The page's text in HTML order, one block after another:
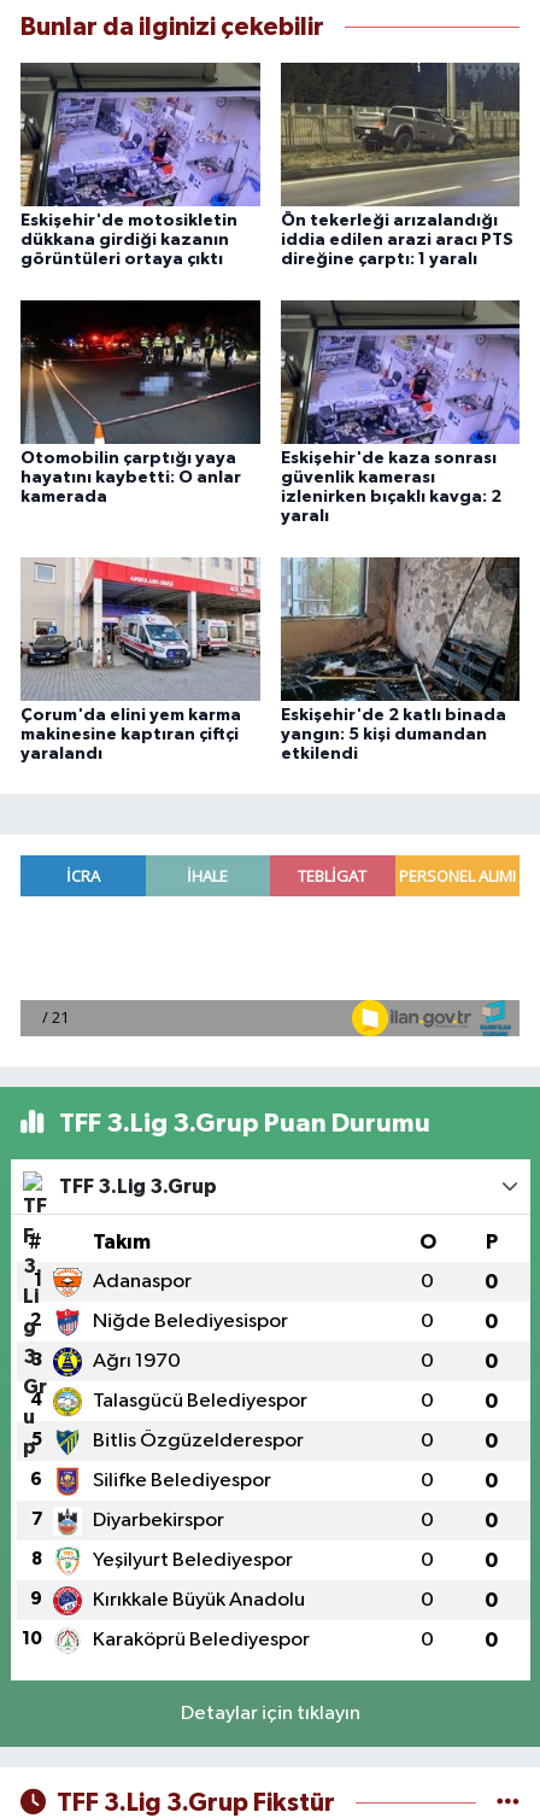
Bunlar da ilginizi çekebilir
Eskişehir'de motosikletin
dükkana girdiği kazanın
görüntüleri ortaya çıktı
Ön tekerleği arızalandığı
iddia edilen arazi aracı PTS
direğine çarptı: 1 yaralı
Otomobilin çarptığı yaya
hayatını kaybetti: O anlar
kamerada
Eskişehir'de kaza sonrası
güvenlik kamerası
izlenirken bıçaklı kavga: 2
yaralı
Çorum'da elini yem karma
makinesine kaptıran çiftçi
yaralandı
Eskişehir'de 2 katlı binada
yangın: 5 kişi dumandan
etkilendi
TFF 3.Lig 3.Grup Puan Durumu
TFF 3.Lig 3.Grup
# Takım O P
1 Adanaspor 0 0
2 Niğde Belediyesispor 0 0
3 Ağrı 1970 0 0
4 Talasgücü Belediyespor 0 0
5 Bitlis Özgüzelderespor 0 0
6 Silifke Belediyespor 0 0
7 Diyarbekirspor 0 0
8 Yeşilyurt Belediyespor 0 0
9 Kırıkkale Büyük Anadolu 0 0
10 Karaköprü Belediyespor 0 0
Detaylar için tıklayın
TFF 3.Lig 3.Grup Fikstür